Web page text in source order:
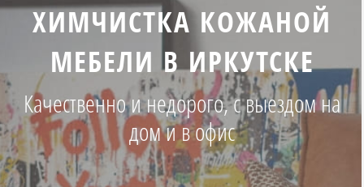
Контакты
ХИМЧИСТКА КОЖАНОЙ
МЕБЕЛИ В ИРКУТСКЕ
Качественно и недорого, с выездом на
дом и в офис